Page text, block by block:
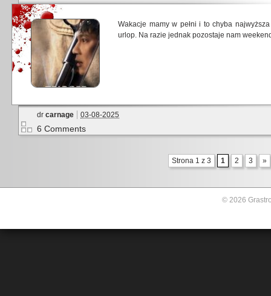
Wakacje mamy w pełni i to chyba
urlop. Na razie jednak pozostaje nam
dr carnage 03-08-2025
6 Comments
Strona 1 z 3 1 2 3 »
© 2026